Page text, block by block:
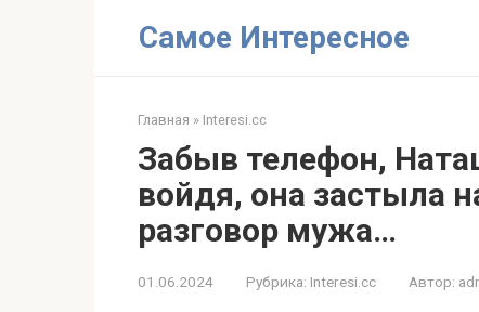
Самое Интересное
Главная » Interesi.cc
Забыв телефон,
войдя, она застыла
разговор мужа…
01.06.2024 Рубрика: Interesi.cc Автор: